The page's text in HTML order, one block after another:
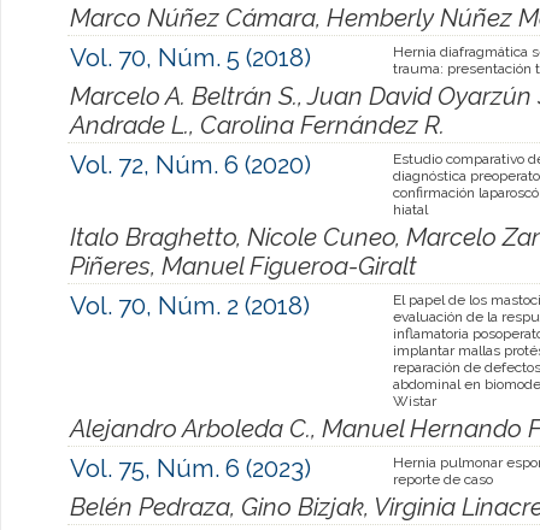
Marco Núñez Cámara, Hemberly Núñez
Vol. 70, Núm. 5 (2018)
Hernia diafragmática
trauma: presentación
Marcelo A. Beltrán S., Juan David Oyarzún
Andrade L., Carolina Fernández R.
Vol. 72, Núm. 6 (2020)
Estudio comparativo
diagnóstica
confirmación
hiatal
Italo Braghetto, Nicole Cuneo, Marcelo
Piñeres, Manuel Figueroa-Giralt
Vol. 70, Núm. 2 (2018)
El papel de los
evaluación de la
inflamatoria
implantar mallas
reparación de
abdominal en
Wistar
Alejandro Arboleda C., Manuel Hernando
Vol. 75, Núm. 6 (2023)
Hernia pulmonar
reporte de caso
Belén Pedraza, Gino Bizjak, Virginia